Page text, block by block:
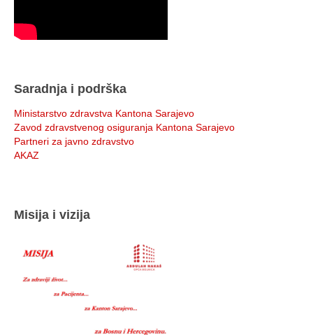
Saradnja i podrška
Ministarstvo zdravstva Kantona Sarajevo
Zavod zdravstvenog osiguranja Kantona Sarajevo
Partneri za javno zdravstvo
AKAZ
Misija i vizija